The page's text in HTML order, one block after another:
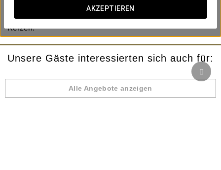
AKZEPTIEREN
-Obst mit Schokolade.
-Kerzen.
Unsere Gäste interessierten sich auch für:
Alle Angebote anzeigen